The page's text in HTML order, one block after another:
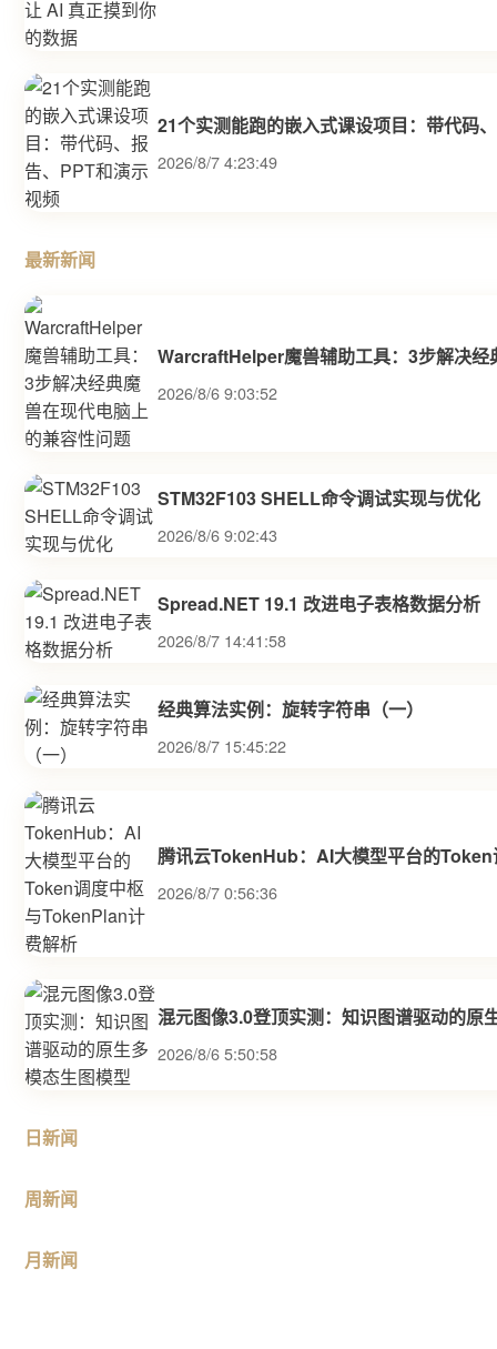
21个实测能跑的嵌入式课设项目：带代码
2026/8/7 4:23:49
最新新闻
WarcraftHelper魔兽辅助工具：3步解决
2026/8/6 9:03:52
STM32F103 SHELL命令调试实现与优化
2026/8/6 9:02:43
Spread.NET 19.1 改进电子表格数据分析
2026/8/7 14:41:58
经典算法实例：旋转字符串（一）
2026/8/7 15:45:22
腾讯云TokenHub：AI大模型平台的
2026/8/7 0:56:36
混元图像3.0登顶实测：知识图谱驱动的原
2026/8/6 5:50:58
日新闻
周新闻
月新闻